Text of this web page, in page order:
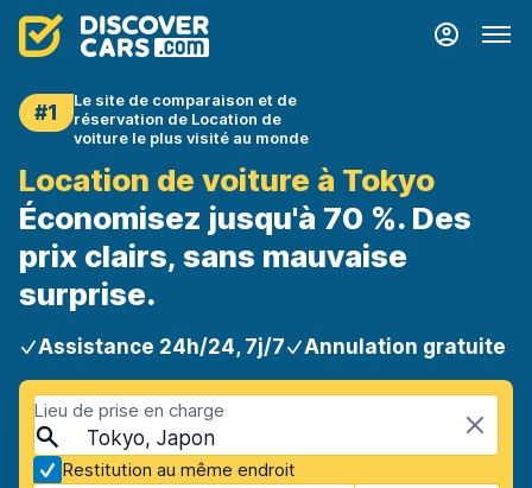
#1
Le site de comparaison et de
réservation de Location de
voiture le plus visité au monde
Location de voiture à Tokyo
Économisez jusqu'à 70 %. Des
prix clairs, sans mauvaise
surprise.
Assistance 24h/24, 7j/7 Annulation gratuite
Lieu de prise en charge
Tokyo, Japon
Restitution au même endroit